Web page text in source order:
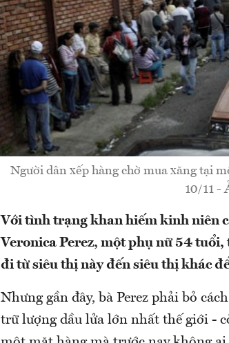
Người dân xếp hàng chờ mua xăng tại
10/11 -
Với tình trạng khan hiếm kinh niên
Veronica Perez, một phụ nữ 54
đi từ siêu thị này đến siêu thị khác
Nhưng gần đây, bà Perez phải bỏ
trữ lượng dầu lửa lớn nhất thế giới -